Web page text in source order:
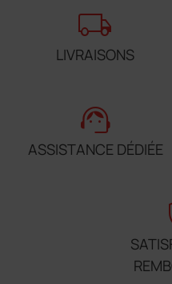
local_shipping
LIVRAISONS
support_agent
ASSISTANCE DÉDIÉE